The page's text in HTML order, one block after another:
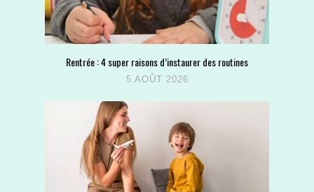
Rentrée : 4 super raisons d’instaurer des routines
5 AOÛT 2026